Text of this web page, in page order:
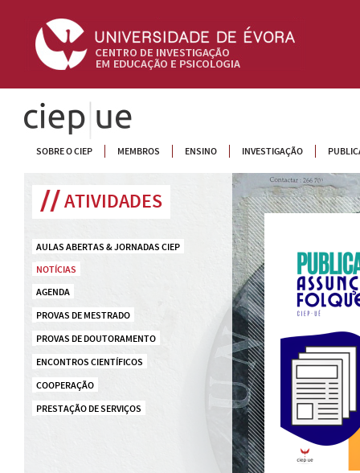
CIEP
SOBRE O CIEP MEMBROS ENSINO INVESTIGAÇÃO
ATIVIDADES
AULAS ABERTAS & JORNADAS CIEP
NOTÍCIAS
AGENDA
PROVAS DE MESTRADO
PROVAS DE DOUTORAMENTO
ENCONTROS CIENTÍFICOS
COOPERAÇÃO
PRESTAÇÃO DE SERVIÇOS